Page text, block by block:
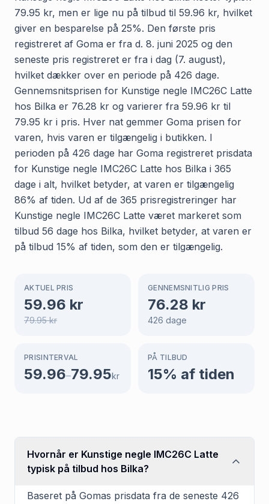
79.95 kr, men er lige nu på tilbud til 59.96 kr, hvilket
giver en besparelse på 25%. Den første pris
registreret af Goma er fra d. 8. juni 2025 og den
seneste pris registreret er fra i dag (7. august),
hvilket dækker over en periode på 426 dage.
Gennemsnitsprisen for Kunstige negle IMC26C Latte
hos Bilka er 76.28 kr og varierer fra 59.96 kr til
79.95 kr i pris. Hver nat gemmer Goma prisen for
varen, hvis varen er tilgængelig i butikken. I
perioden på 426 dage har Goma registreret prisdata
for Kunstige negle IMC26C Latte hos Bilka i 365
dage i alt, hvilket betyder, at varen er tilgængelig
86% af tiden. Ud af de 365 prisregistreringer har
Kunstige negle IMC26C Latte været markeret som
tilbud 56 dage hos Bilka, hvilket betyder, at varen er
på tilbud 15% af tiden, som den er tilgængelig.
AKTUEL PRIS
59.96 kr
79.95kr
GENNEMSNITLIG PRIS
76.28 kr
426 dage
PRISINTERVAL
59.96–79.95kr
PÅ TILBUD
15% af tiden
Hvornår er Kunstige negle IMC26C Latte
typisk på tilbud hos Bilka?
Baseret på Gomas prisdata fra de seneste 426